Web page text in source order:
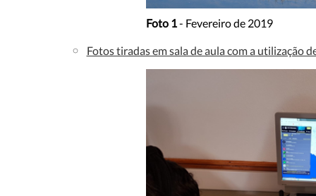
Foto 1- Fevereiro de 2019
Fotos tiradas em sala de aula com a utilização